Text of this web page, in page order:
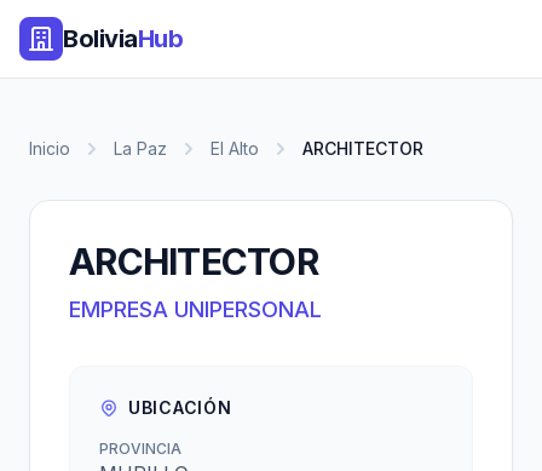
BoliviaHub
Inicio La Paz El Alto ARCHITECTOR
ARCHITECTOR
EMPRESA UNIPERSONAL
UBICACIÓN
PROVINCIA